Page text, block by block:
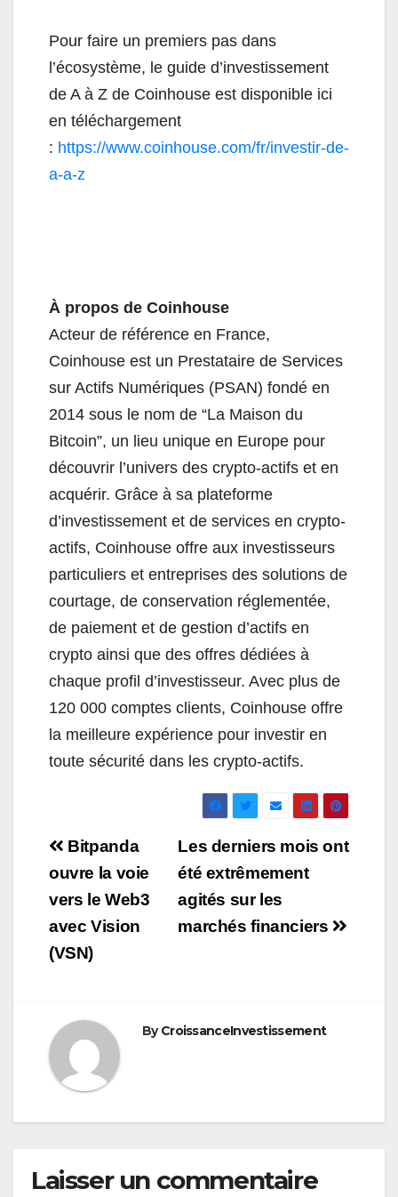
Pour faire un premiers pas dans
l’écosystème, le guide d’investissement
de A à Z de Coinhouse est disponible ici
en téléchargement
: https://www.coinhouse.com/fr/investir-de-
a-a-z
À propos de Coinhouse
Acteur de référence en France,
Coinhouse est un Prestataire de Services
sur Actifs Numériques (PSAN) fondé en
2014 sous le nom de “La Maison du
Bitcoin”, un lieu unique en Europe pour
découvrir l’univers des crypto-actifs et en
acquérir. Grâce à sa plateforme
d’investissement et de services en crypto-
actifs, Coinhouse offre aux investisseurs
particuliers et entreprises des solutions de
courtage, de conservation réglementée,
de paiement et de gestion d’actifs en
crypto ainsi que des offres dédiées à
chaque profil d’investisseur. Avec plus de
120 000 comptes clients, Coinhouse offre
la meilleure expérience pour investir en
toute sécurité dans les crypto-actifs.
Navigation
de
l’article
Les derniers mois ont
été extrêmement
agités sur les
marchés financiers
Bitpanda
ouvre la voie
vers le Web3
avec Vision
(VSN)
ByCroissanceInvestissement
Laisser un commentaire